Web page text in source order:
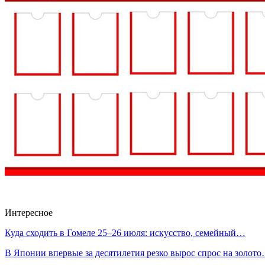
Интересное
Куда сходить в Гомеле 25–26 июля: искусство, семейный…
В Японии впервые за десятилетия резко вырос спрос на